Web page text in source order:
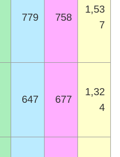
779 758
1,53
7
647 677
1,32
4